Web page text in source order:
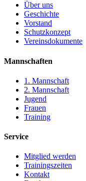
Über uns
Geschichte
Vorstand
Schutzkonzept
Vereinsdokumente
Mannschaften
1. Mannschaft
2. Mannschaft
Jugend
Frauen
Training
Service
Mitglied werden
Trainingszeiten
Kontakt